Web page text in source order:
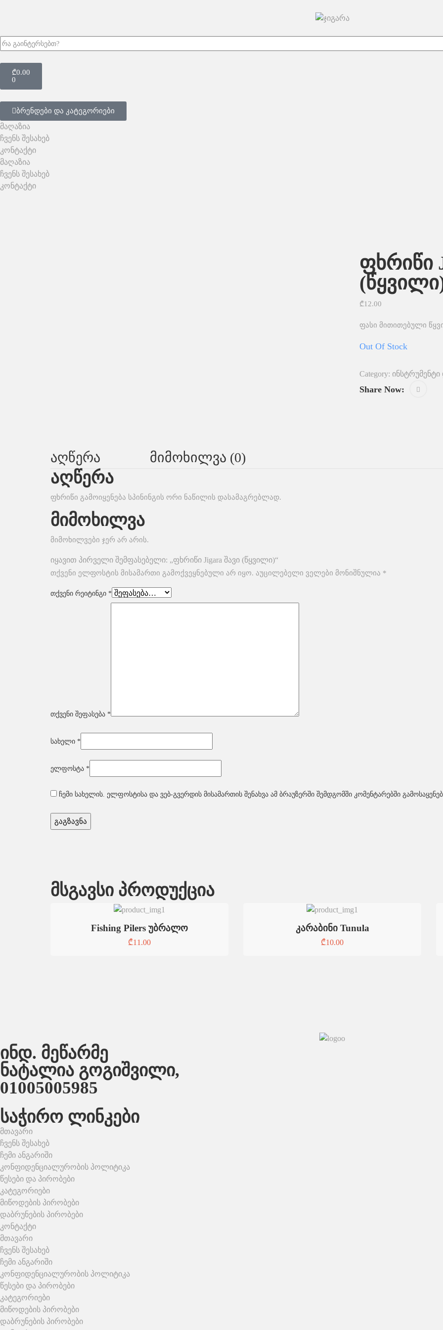
₾0.00
0
ბრენდები და კატეგორიები
მაღაზია
ჩვენს შესახებ
კონტაქტი
მაღაზია
ჩვენს შესახებ
კონტაქტი
ფხრიწი
₾12.00
ფასი მითითებული
Out Of Stock
Category: ინსტრუმენტი
Share Now:
Აღწერა Მიმოხილვა (0)
აღწერა
ფხრიწი გამოიყენება სპინინგის ორი ნაწილის დასამაგრებლად.
მიმოხილვა
მიმოხილვები ჯერ არ არის.
იყავით პირველი შემფასებელი: „ფხრიწი Jigara შავი (წყვილი)“
თქვენი ელფოსტის მისამართი გამოქვეყნებული არ იყო. აუცილებელი ველები მონიშნულია *
თქვენი რეიტინგი *
თქვენი შეფასება *
სახელი *
ელფოსტა *
ჩემი სახელის. ელფოსტისა და ვებ-გვერდის მისამართის შენახვა ამ ბრაუზერში შემდგომში კომენტარებში
მსგავსი პროდუქცია
Fishing Pilers უბრალო
₾11.00
კარაბინი Tunula
₾10.00
ინდ. მეწარმე
ნატალია გოგიშვილი,
01005005985
საჭირო ლინკები
მთავარი
ჩვენს შესახებ
ჩემი ანგარიში
კონფიდენციალურობის პოლიტიკა
წესები და პირობები
კატეგორიები
მიწოდების პირობები
დაბრუნების პირობები
კონტაქტი
მთავარი
ჩვენს შესახებ
ჩემი ანგარიში
კონფიდენციალურობის პოლიტიკა
წესები და პირობები
კატეგორიები
მიწოდების პირობები
დაბრუნების პირობები